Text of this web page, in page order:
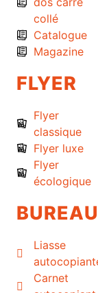
collé
Catalogue
Magazine
FLYER
Flyer
classique
Flyer luxe
Flyer
écologique
BUREAU
Liasse
Carnet